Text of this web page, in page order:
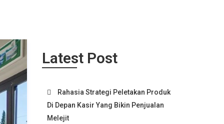
Latest Post
Rahasia Strategi Peletakan Produk
Di Depan Kasir Yang Bikin Penjualan
Melejit